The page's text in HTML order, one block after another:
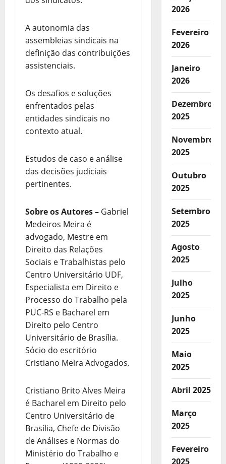
A autonomia das
assembleias sindicais na
definição das contribuições
assistenciais.
Os desafios e soluções
enfrentados pelas
entidades sindicais no
contexto atual.
Estudos de caso e análise
das decisões judiciais
pertinentes.
Sobre os Autores– Gabriel
Medeiros Meira é
advogado, Mestre em
Direito das Relações
Sociais e Trabalhistas pelo
Centro Universitário UDF,
Especialista em Direito e
Processo do Trabalho pela
PUC-RS e Bacharel em
Direito pelo Centro
Universitário de Brasília.
Sócio do escritório
Cristiano Meira Advogados.
Cristiano Brito Alves Meira
é Bacharel em Direito pelo
Centro Universitário de
Brasília, Chefe de Divisão
de Análises e Normas do
Ministério do Trabalho e
2026
Fevereiro
2026
Janeiro
2026
Dezembro
2025
Novembro
2025
Outubro
2025
Setembro
2025
Agosto
2025
Julho
2025
Junho
2025
Maio
2025
Abril 2025
Março
2025
Fevereiro
2025